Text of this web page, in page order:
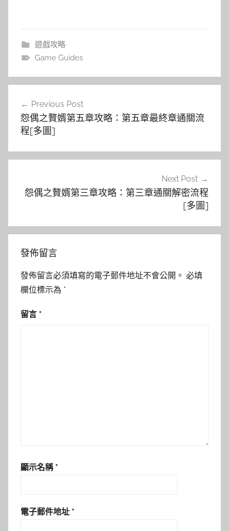
遊戲攻略
Game Guides
章
導
覽
Previous Post
怨偶之贅婿第五章攻略：第五章最終章通關流
程[多圖]
Next Post
怨偶之贅婿第三章攻略：第三章通關解密流程
[多圖]
發佈留言
發佈留言必須填寫的電子郵件地址不會公開。 必填
欄位標示為 *
留言 *
顯示名稱 *
電子郵件地址 *